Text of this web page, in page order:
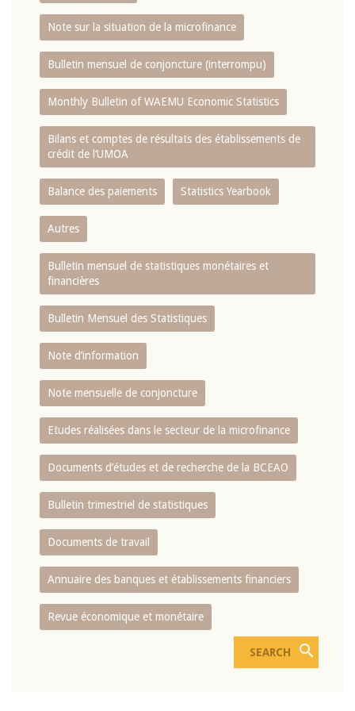
Note sur la situation de la microfinance
Bulletin mensuel de conjoncture (interrompu)
Monthly Bulletin of WAEMU Economic Statistics
Bilans et comptes de résultats des établissements de
crédit de l‘UMOA
Balance des paiements Statistics Yearbook
Autres
Bulletin mensuel de statistiques monétaires et
financières
Bulletin Mensuel des Statistiques
Note d’information
Note mensuelle de conjoncture
Etudes réalisées dans le secteur de la microfinance
Documents d’études et de recherche de la BCEAO
Bulletin trimestriel de statistiques
Documents de travail
Annuaire des banques et établissements financiers
Revue économique et monétaire